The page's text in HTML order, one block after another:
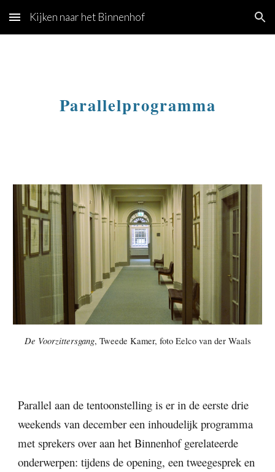
Skip to main content Skip to navigation
Kijken naar het Binnenhof
Parallelprogramma
De Voorzittersgang, Tweede Kamer, foto Eelco van der Waals
Parallel aan de tentoonstelling is er in de eerste drie
weekends van december een inhoudelijk programma
met sprekers over aan het Binnenhof gerelateerde
onderwerpen: tijdens de opening, een tweegesprek en